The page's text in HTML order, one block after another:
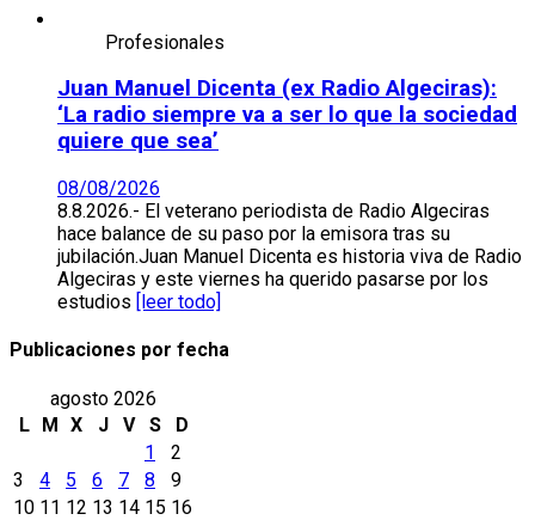
Profesionales
Juan Manuel Dicenta (ex Radio Algeciras):
‘La radio siempre va a ser lo que la sociedad
quiere que sea’
08/08/2026
8.8.2026.- El veterano periodista de Radio Algeciras
hace balance de su paso por la emisora tras su
jubilación.Juan Manuel Dicenta es historia viva de Radio
Algeciras y este viernes ha querido pasarse por los
estudios [leer todo]
Publicaciones por fecha
agosto 2026
L
M X J V S
D
1
2
3
4 5 6 7 8
9
10 11 12 13 14 15 16